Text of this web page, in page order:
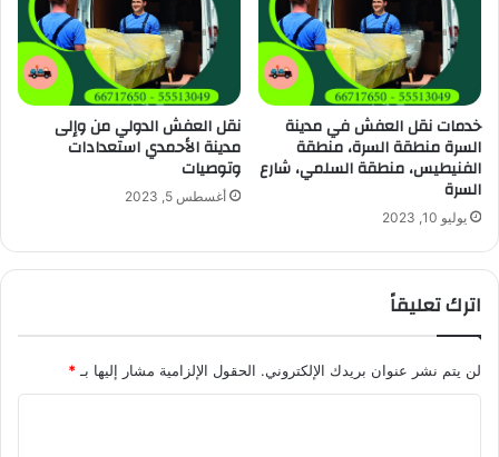
خدمات نقل العفش في مدينة
السرة منطقة السرة، منطقة
الفنيطيس، منطقة السلمي، شارع
السرة
يوليو 10, 2023
نقل العفش الدولي من وإلى
مدينة الأحمدي استعدادات
وتوصيات
أغسطس 5, 2023
اترك تعليقاً
لن يتم نشر عنوان بريدك الإلكتروني. الحقول الإلزامية مشار إليها بـ*